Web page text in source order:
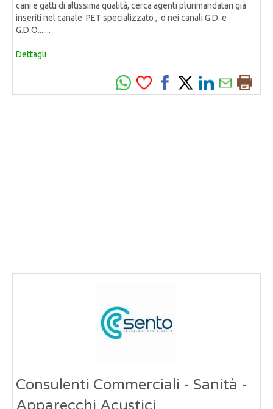
cani e gatti di altissima qualità, cerca agenti plurimandatari già
inseriti nel canale PET specializzato , o nei canali G.D. e
G.D.O.......
Dettagli
Consulenti Commerciali - Sanità -